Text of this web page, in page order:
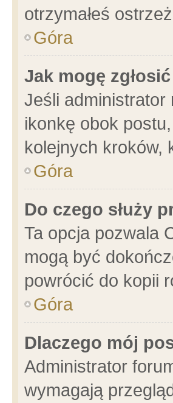
otrzymałeś
Góra
Jak mogę
Jeśli administrator
ikonkę obok
kolejnych kroków,
Góra
Do czego służy
Ta opcja pozwala
mogą być
powrócić do kopii
Góra
Dlaczego mój
Administrator
wymagają